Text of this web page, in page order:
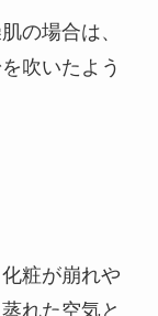
の場合は、
吹いたよう
粧が崩れや
れた空気と